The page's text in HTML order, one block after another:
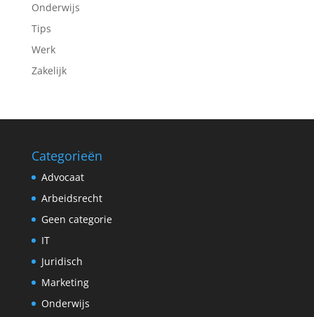
Onderwijs
Tips
Werk
Zakelijk
Categorieën
Advocaat
Arbeidsrecht
Geen categorie
IT
Juridisch
Marketing
Onderwijs